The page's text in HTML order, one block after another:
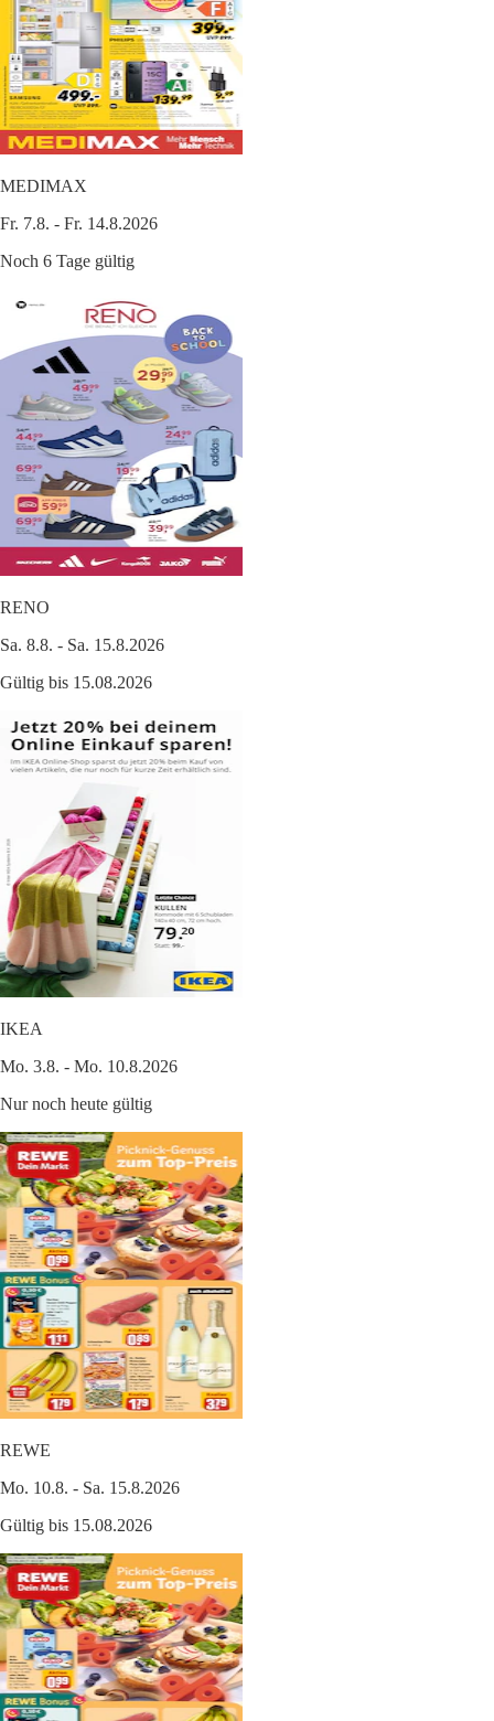
MEDIMAX
Fr. 7.8. - Fr. 14.8.2026
Noch 6 Tage gültig
RENO
Sa. 8.8. - Sa. 15.8.2026
Gültig bis 15.08.2026
IKEA
Mo. 3.8. - Mo. 10.8.2026
Nur noch heute gültig
REWE
Mo. 10.8. - Sa. 15.8.2026
Gültig bis 15.08.2026